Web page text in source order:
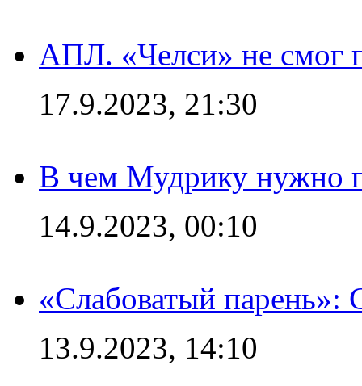
АПЛ. «Челси» не смог
17.9.2023, 21:30
В чем Мудрику нужно
14.9.2023, 00:10
«Слабоватый парень»:
13.9.2023, 14:10